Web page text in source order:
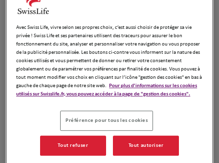
4
10.41
km
Arnaud Duchene
12 RUE DU LAUTARET
69330 JONAGE
Fermé aujourd'hui
Numéro
Jean-Brice Durand Et David Doizon
19 Chemin Du Buyat
Avec Swiss Life, vivre selon ses propres choix, c’est aussi choisir de protéger sa vie
privée ! Swiss Life et ses partenaires utilisent des traceurs pour assurer le bon
fonctionnement du site, analyser et personnaliser votre navigation ou vous proposer
de la publicité personnalisée. Les boutons ci-contre vous informent sur la nature des
cookies utilisés et vous permettent de donner ou retirer votre consentement
globalement ou de paramétrer vos préférences par finalité de cookies. Vous pouvez à
tout moment modifier vos choix en cliquant sur l’icône "gestion des cookies" en bas à
gauche de chaque page de notre site web. Pour plus d'informations sur les cookies
utilisés sur Swisslife.fr, vous pouvez accéder à la page de "gestion des cookies".
Préférence pour tous les cookies
Tout refuser Tout autoriser